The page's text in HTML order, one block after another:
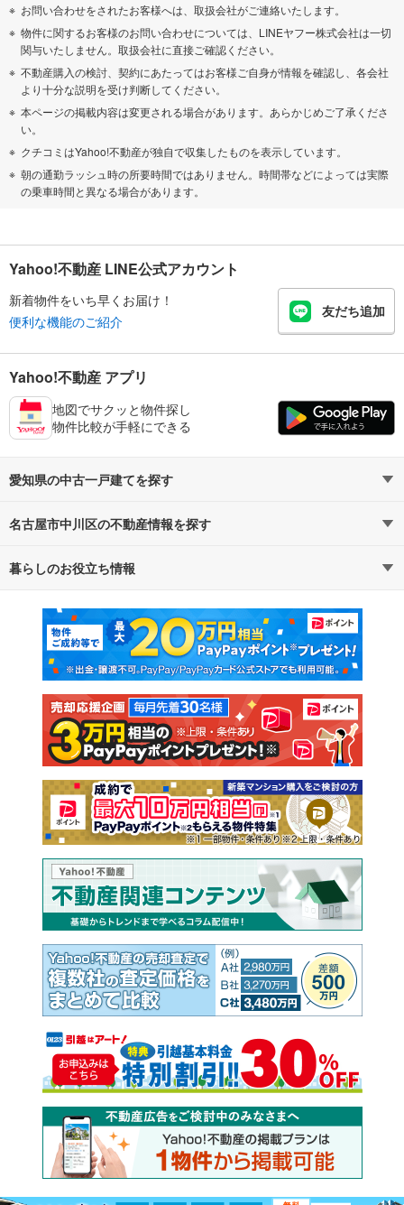
お問い合わせをされたお客様へは、取扱会社がご連絡いたします。
物件に関するお客様のお問い合わせについては、LINEヤフー株式会社は一切
関与いたしません。取扱会社に直接ご確認ください。
不動産購入の検討、契約にあたってはお客様ご自身が情報を確認し、各会社
より十分な説明を受け判断してください。
本ページの掲載内容は変更される場合があります。あらかじめご了承くださ
い。
クチコミはYahoo!不動産が独自で収集したものを表示しています。
朝の通勤ラッシュ時の所要時間ではありません。時間帯などによっては実際
の乗車時間と異なる場合があります。
Yahoo!不動産 LINE公式アカウント
新着物件をいち早くお届け！
便利な機能のご紹介
友だち追加
Yahoo!不動産 アプリ
地図でサクッと物件探し
物件比較が手軽にできる
愛知県の中古一戸建てを探す
路線・駅から探す
通勤・通学時間から探す
名古屋市中川区の不動産情報を探す
不動産・住宅
新築マンション 中古マンション
新築一戸建て 中古一戸建て
注文住宅 土地
売却査定
暮らしのお役立ち情報
マンションカタログ 教えて！住まいの先生